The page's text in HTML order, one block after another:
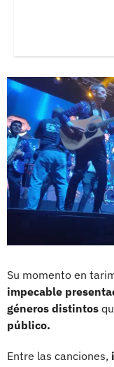
Su momento en
impecable
géneros distintos
público.
Entre las canciones,